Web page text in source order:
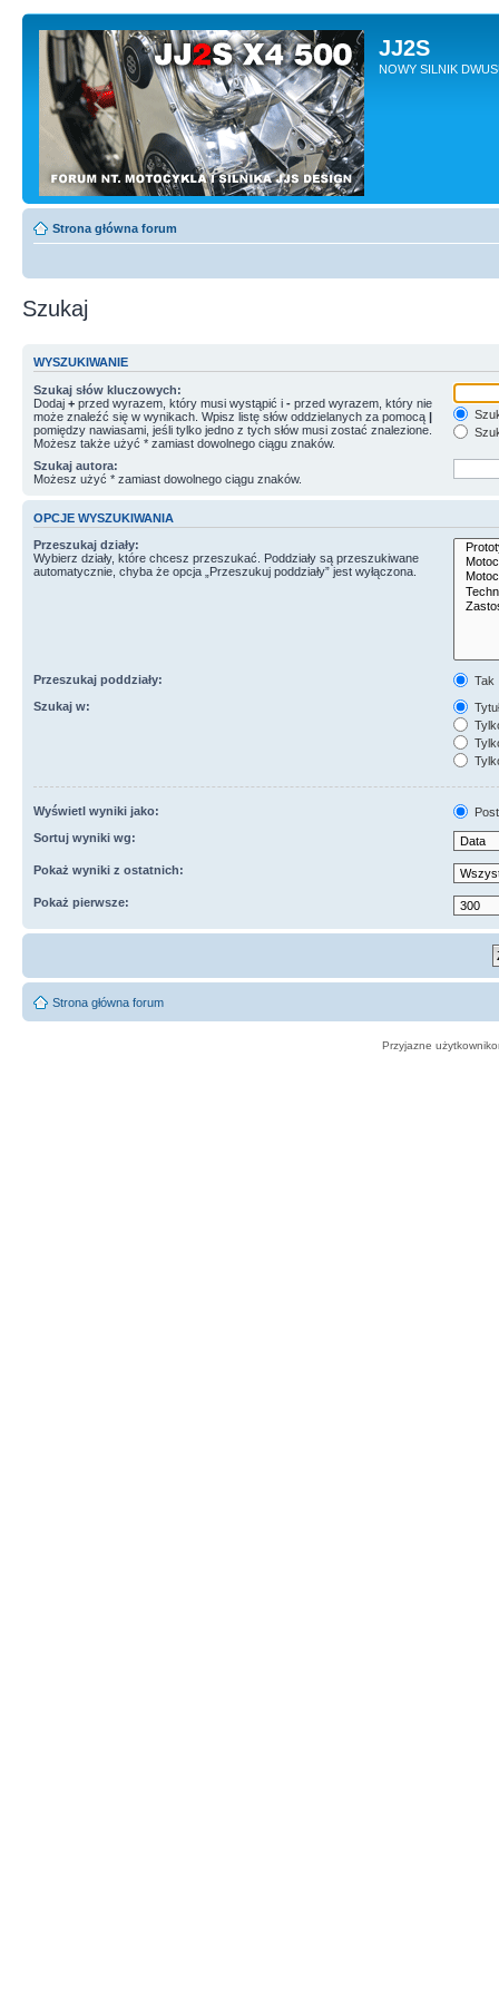
JJ2S
NOWY SILNIK
Strona główna forum
Szukaj
WYSZUKIWANIE
Szukaj słów kluczowych:
Dodaj + przed wyrazem, który musi wystąpić i - przed wyrazem, który nie
może znaleźć się w wynikach. Wpisz listę słów oddzielanych za pomocą |
pomiędzy nawiasami, jeśli tylko jedno z tych słów musi zostać znalezione.
Możesz także użyć * zamiast dowolnego ciągu znaków.
Szukaj autora:
Możesz użyć * zamiast dowolnego ciągu znaków.
OPCJE WYSZUKIWANIA
Przeszukaj działy:
Wybierz działy, które chcesz przeszukać. Poddziały są przeszukiwane
automatycznie, chyba że opcja „Przeszukuj poddziały” jest wyłączona.
Przeszukaj poddziały:
Tak
Szukaj w:
Wyświetl wyniki jako:
Sortuj wyniki wg:
Pokaż wyniki z ostatnich:
Pokaż pierwsze:
Strona główna forum
Przyjazne